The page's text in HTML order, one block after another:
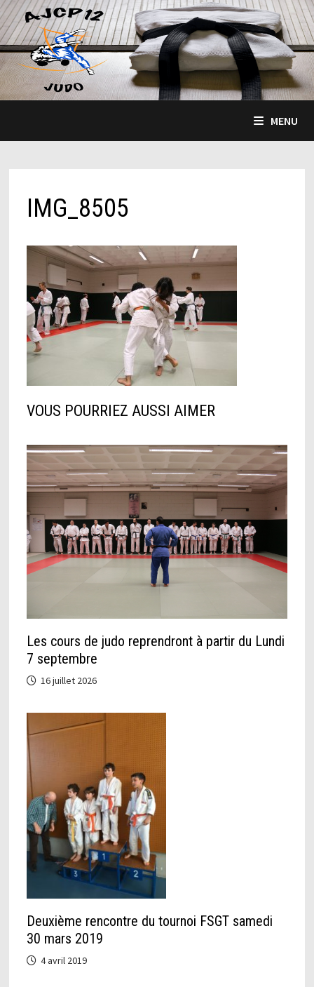
Passer
au
contenu
MENU
IMG_8505
VOUS POURRIEZ AUSSI AIMER
Les cours de judo reprendront à partir du Lundi
7 septembre
16 juillet 2026
Deuxième rencontre du tournoi FSGT samedi
30 mars 2019
4 avril 2019